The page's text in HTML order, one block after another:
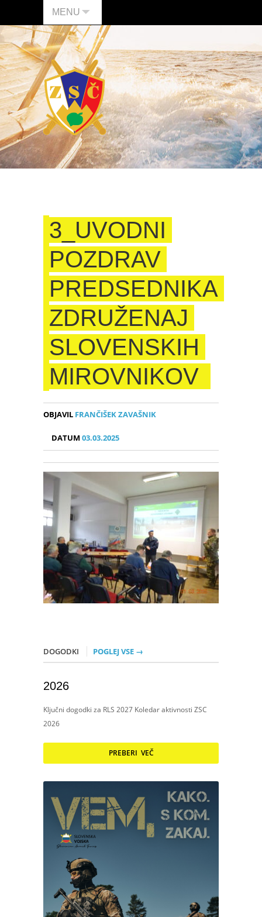
MENU
3_UVODNI
POZDRAV
PREDSEDNIKA
ZDRUŽENAJ
SLOVENSKIH
MIROVNIKOV
OBJAVIL FRANČIŠEK ZAVAŠNIK
DATUM03.03.2025
DOGODKI POGLEJ VSE →
2026
Ključni dogodki za RLS 2027 Koledar aktivnosti ZSC
2026
PREBERI VEČ